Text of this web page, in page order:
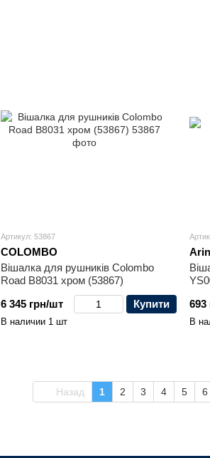
Артикул: 53867
COLOMBO
Вішалка для рушників Colombo
Road B8031 хром (53867)
6 345 грн/шт
Купити
В наличии 1 шт
693
В
Назад 1 2 3 4 5 6